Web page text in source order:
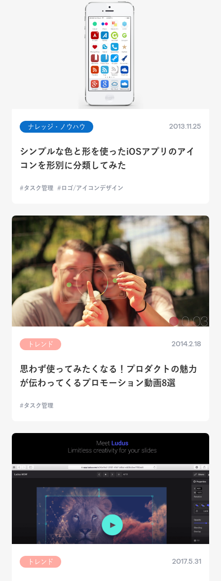
ナレッジ・ノウハウ 2013.11.25
シンプルな色と形を使ったiOSアプリのアイ
コンを形別に分類してみた
タスク管理 ロゴ/アイコンデザイン
トレンド 2014.2.18
思わず使ってみたくなる！プロダクトの魅力
が伝わってくるプロモーション動画8選
タスク管理
トレンド 2017.5.31